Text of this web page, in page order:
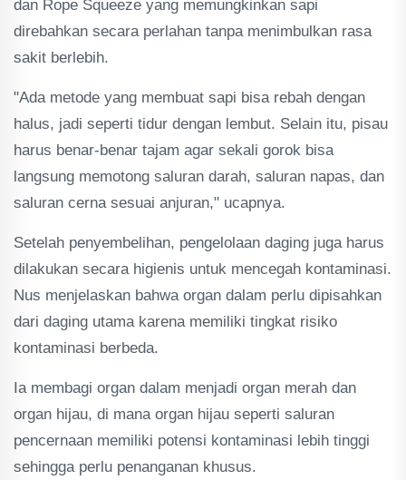
dan Rope Squeeze yang memungkinkan sapi
direbahkan secara perlahan tanpa menimbulkan rasa
sakit berlebih.
"Ada metode yang membuat sapi bisa rebah dengan
halus, jadi seperti tidur dengan lembut. Selain itu, pisau
harus benar-benar tajam agar sekali gorok bisa
langsung memotong saluran darah, saluran napas, dan
saluran cerna sesuai anjuran," ucapnya.
Setelah penyembelihan, pengelolaan daging juga harus
dilakukan secara higienis untuk mencegah kontaminasi.
Nus menjelaskan bahwa organ dalam perlu dipisahkan
dari daging utama karena memiliki tingkat risiko
kontaminasi berbeda.
Ia membagi organ dalam menjadi organ merah dan
organ hijau, di mana organ hijau seperti saluran
pencernaan memiliki potensi kontaminasi lebih tinggi
sehingga perlu penanganan khusus.